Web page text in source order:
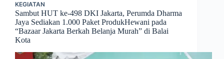
KEGIATAN
Sambut HUT ke-498 DKI Jakarta, Perumda Dharma
Jaya Sediakan 1.000 Paket ProdukHewani pada
“Bazaar Jakarta Berkah Belanja Murah” di Balai
Kota